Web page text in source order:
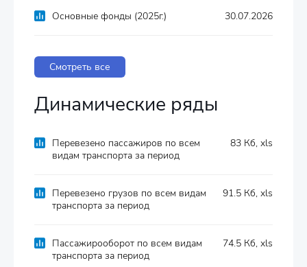
Основные фонды (2025г.) 30.07.2026
Смотреть все
Динамические ряды
Перевезено пассажиров по всем
видам транспорта за период
83 Кб, xls
Перевезено грузов по всем видам
транспорта за период
91.5 Кб, xls
Пассажирооборот по всем видам
транспорта за период
74.5 Кб, xls